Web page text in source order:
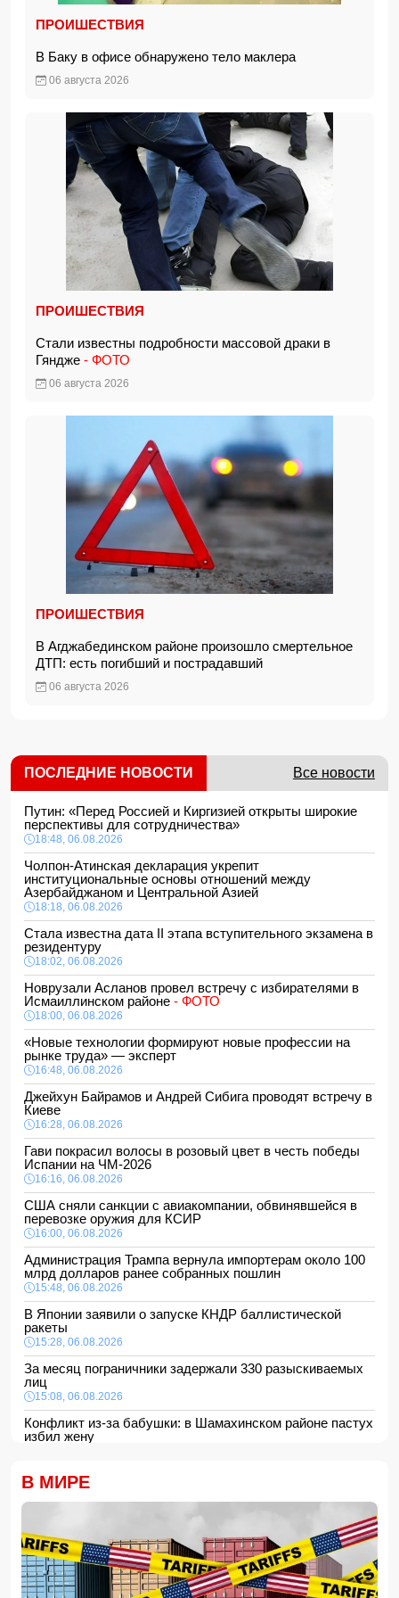
ПРОИШЕСТВИЯ
В Баку в офисе обнаружено тело маклера
06 августа 2026
ПРОИШЕСТВИЯ
Стали известны подробности массовой драки в
Гяндже - ФОТО
06 августа 2026
ПРОИШЕСТВИЯ
В Агджабединском районе произошло смертельное
ДТП: есть погибший и пострадавший
06 августа 2026
ПОСЛЕДНИЕ НОВОСТИ Все новости
Путин: «Перед Россией и Киргизией открыты широкие
перспективы для сотрудничества»
18:48, 06.08.2026
Чолпон-Атинская декларация укрепит
институциональные основы отношений между
Азербайджаном и Центральной Азией
18:18, 06.08.2026
Стала известна дата II этапа вступительного экзамена в
резидентуру
18:02, 06.08.2026
Новрузали Асланов провел встречу с избирателями в
Исмаиллинском районе - ФОТО
18:00, 06.08.2026
«Новые технологии формируют новые профессии на
рынке труда» — эксперт
16:48, 06.08.2026
Джейхун Байрамов и Андрей Сибига проводят встречу в
Киеве
16:28, 06.08.2026
Гави покрасил волосы в розовый цвет в честь победы
Испании на ЧМ-2026
16:16, 06.08.2026
США сняли санкции с авиакомпании, обвинявшейся в
перевозке оружия для КСИР
16:00, 06.08.2026
Администрация Трампа вернула импортерам около 100
млрд долларов ранее собранных пошлин
15:48, 06.08.2026
В Японии заявили о запуске КНДР баллистической
ракеты
15:28, 06.08.2026
За месяц пограничники задержали 330 разыскиваемых
лиц
15:08, 06.08.2026
Конфликт из-за бабушки: в Шамахинском районе пастух
избил жену
Обнаружены признаки существования древних океанов
на Венере
14:48, 06.08.2026
В Баку 40-летний мужчина погиб, упав с балкона
14:40, 06.08.2026
Джейхун Байрамов: В случае необходимости мы будем
рады поставлять газ и дружественной Украине
В МИРЕ